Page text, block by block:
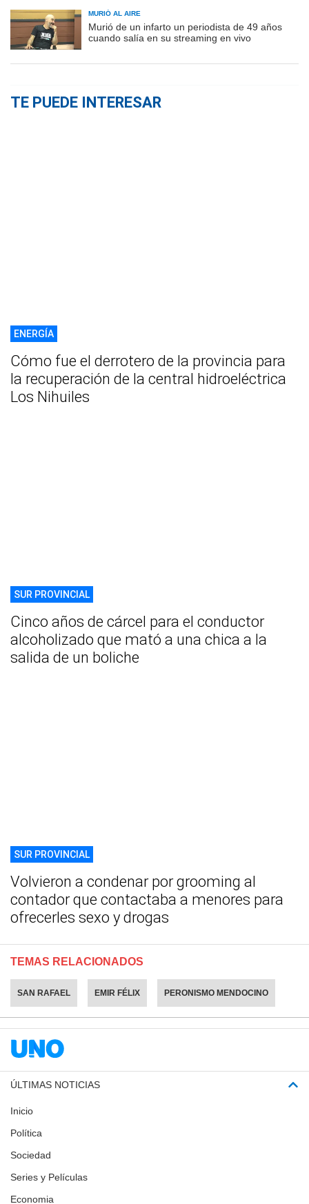
MURIÓ AL AIRE
Murió de un infarto un periodista de 49 años
cuando salía en su streaming en vivo
TE PUEDE INTERESAR
ENERGÍA
Cómo fue el derrotero de la provincia para
la recuperación de la central hidroeléctrica
Los Nihuiles
SUR PROVINCIAL
Cinco años de cárcel para el conductor
alcoholizado que mató a una chica a la
salida de un boliche
SUR PROVINCIAL
Volvieron a condenar por grooming al
contador que contactaba a menores para
ofrecerles sexo y drogas
TEMAS RELACIONADOS
SAN RAFAEL EMIR FÉLIX PERONISMO MENDOCINO
ÚLTIMAS NOTICIAS
Inicio
Política
Sociedad
Series y Películas
Economia